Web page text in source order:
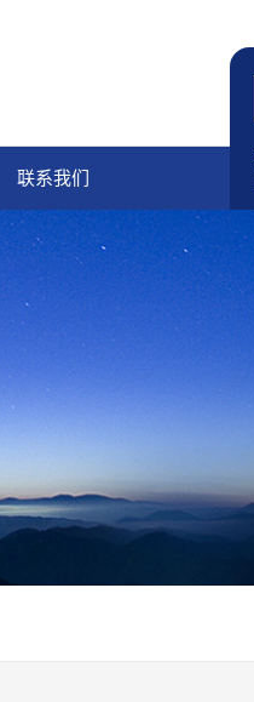
联系我们